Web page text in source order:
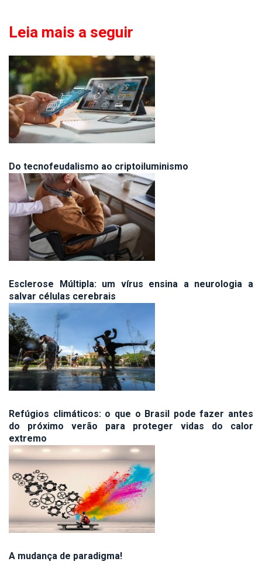
Leia mais a seguir
Do tecnofeudalismo ao criptoiluminismo
Esclerose Múltipla: um vírus ensina a neurologia a
salvar células cerebrais
Refúgios climáticos: o que o Brasil pode fazer antes
do próximo verão para proteger vidas do calor
extremo
A mudança de paradigma!